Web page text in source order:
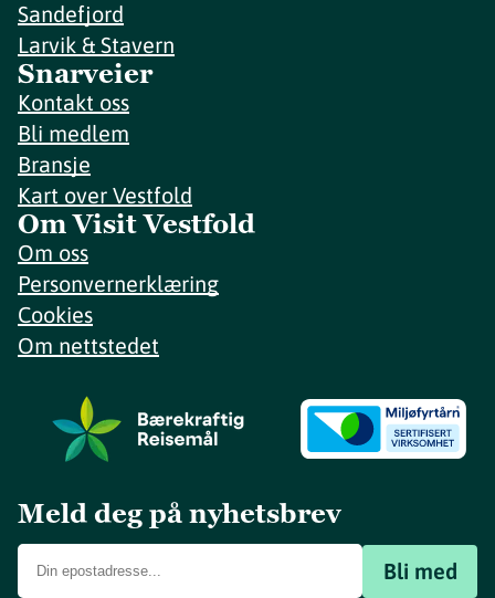
Sandefjord
Larvik & Stavern
Snarveier
Kontakt oss
Bli medlem
Bransje
Kart over Vestfold
Om Visit Vestfold
Om oss
Personvernerklæring
Cookies
Om nettstedet
Meld deg på nyhetsbrev
Bli med